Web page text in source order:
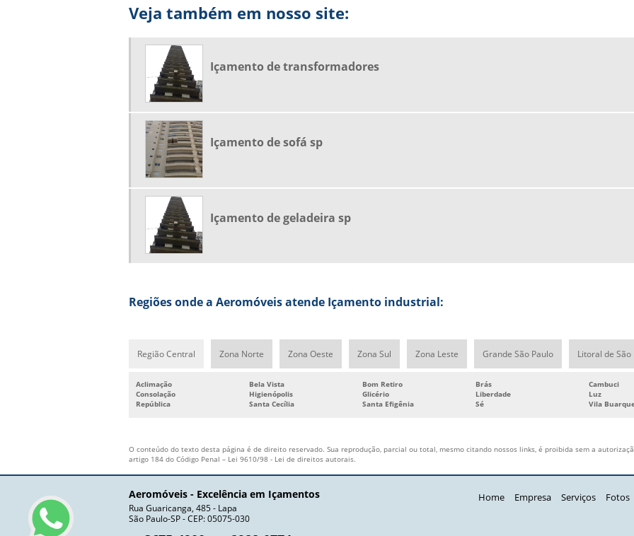
Veja também em nosso site:
Içamento de transformadores
Içamento de sofá sp
Içamento de geladeira sp
Regiões onde a Aeromóveis atende Içamento industrial:
Região Central Zona Norte Zona Oeste Zona Sul Zona Leste Grande São Paulo Litoral de São
Aclimação Bela Vista Bom Retiro Brás Cambuci
Consolação
Higienópolis Glicério Liberdade Luz
República
Santa Cecília Santa Efigênia Sé Vila
O conteúdo do texto desta página é de direito reservado. Sua reprodução, parcial ou total, mesmo citando nossos links, é proibida sem a
artigo 184 do Código Penal – Lei 9610/98 - Lei de direitos autorais.
Aeromóveis - Excelência em Içamentos
Rua Guaricanga, 485 - Lapa
São Paulo-SP - CEP: 05075-030
Home Empresa Serviços Fotos